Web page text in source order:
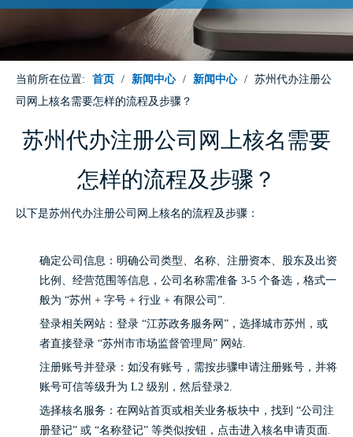
当前所在位置: 首页 / 新闻中心 / 新闻中心 / 苏州代办注册公
司网上核名需要怎样的流程及步骤？
苏州代办注册公司网上核名需要
怎样的流程及步骤？
以下是苏州代办注册公司网上核名的流程及步骤：
确定公司信息：明确公司类型、名称、注册资本、股东及出资
比例、经营范围等信息，公司名称需准备 3-5 个备选，格式一
般为 “苏州 + 字号 + 行业 + 有限公司”.
登录相关网站：登录 “江苏政务服务网”，选择城市苏州，或
者直接登录 “苏州市市场监督管理局” 网站.
注册账号并登录：如没有账号，需按步骤申请注册账号，并将
账号可信等级升为 L2 级别，然后登录2.
选择核名服务：在网站首页或相关业务板块中，找到 “公司注
册登记” 或 “名称登记” 等类似按钮，点击进入核名申请页面.